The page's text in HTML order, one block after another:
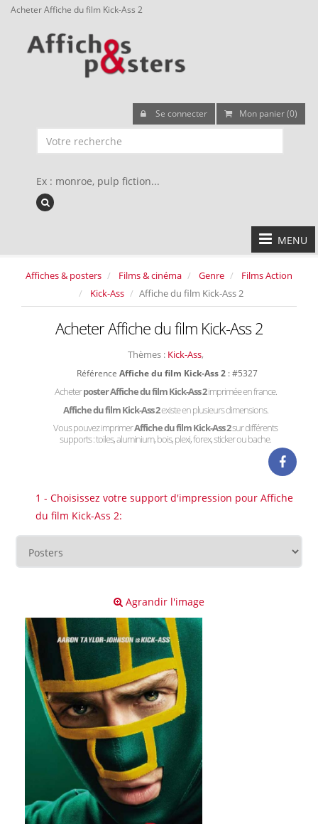
Acheter Affiche du film Kick-Ass 2
Se connecter Mon panier (0)
Ex : monroe, pulp fiction...
MENU
Affiches & posters Films & cinéma Genre
Films Action
Kick-Ass
Affiche du film Kick-Ass 2
Acheter Affiche du film Kick-Ass 2
Thèmes : Kick-Ass,
Référence Affiche du film Kick-Ass 2 : #5327
Acheterposter Affiche du film Kick-Ass 2imprimée en france.
Affiche du film Kick-Ass 2existe en plusieurs dimensions.
Vous pouvez imprimerAffiche du film Kick-Ass 2sur différents
supports : toiles, aluminium, bois, plexi, forex, sticker ou bache.
1 - Choisissez votre support d'impression pour Affiche
du film Kick-Ass 2:
Agrandir l'image